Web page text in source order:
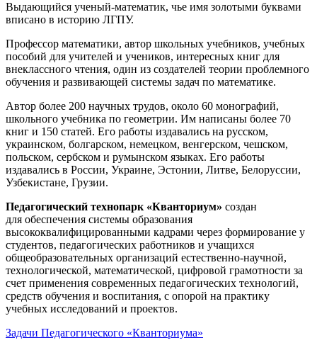
Выдающийся ученый-математик, чье имя золотыми буквами
вписано в историю ЛГПУ.
Профессор математики, автор школьных учебников, учебных
пособий для учителей и учеников, интересных книг для
внеклассного чтения, один из создателей теории проблемного
обучения и развивающей системы задач по математике.
Автор более 200 научных трудов, около 60 монографий,
школьного учебника по геометрии. Им написаны более 70
книг и 150 статей. Его работы издавались на русском,
украинском, болгарском, немецком, венгерском, чешском,
польском, сербском и румынском языках. Его работы
издавались в России, Украине, Эстонии, Литве, Белоруссии,
Узбекистане, Грузии.
Педагогический технопарк «Кванториум» создан
для обеспечения системы образования
высококвалифицированными кадрами через формирование у
студентов, педагогических работников и учащихся
общеобразовательных организаций естественно-научной,
технологической, математической, цифровой грамотности за
счет применения современных педагогических технологий,
средств обучения и воспитания, с опорой на практику
учебных исследований и проектов.
Задачи Педагогического «Кванториума»